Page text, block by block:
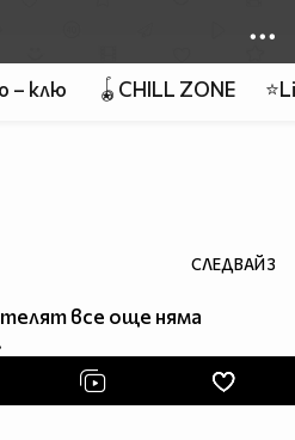
– клю 🪀CHILL ZONE
СЛЕДВАЙ3
все още няма